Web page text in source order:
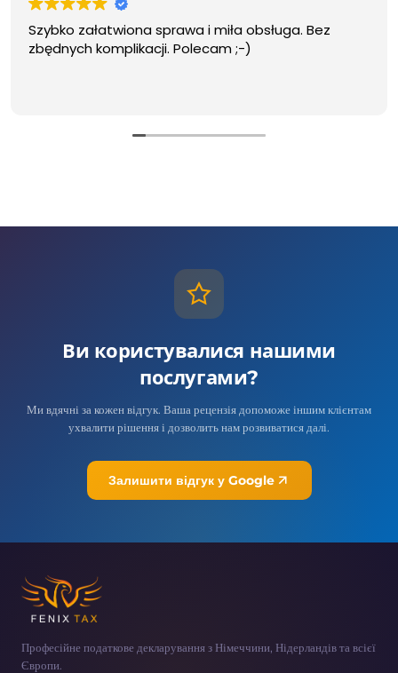
Szybko załatwiona sprawa i miła obsługa. Bez
zbędnych komplikacji. Polecam ;-)
Ви користувалися нашими
послугами?
Ми вдячні за кожен відгук. Ваша рецензія допоможе іншим клієнтам
ухвалити рішення і дозволить нам розвиватися далі.
Залишити відгук у Google
Професійне податкове декларування з Німеччини, Нідерландів та всієї
Європи.